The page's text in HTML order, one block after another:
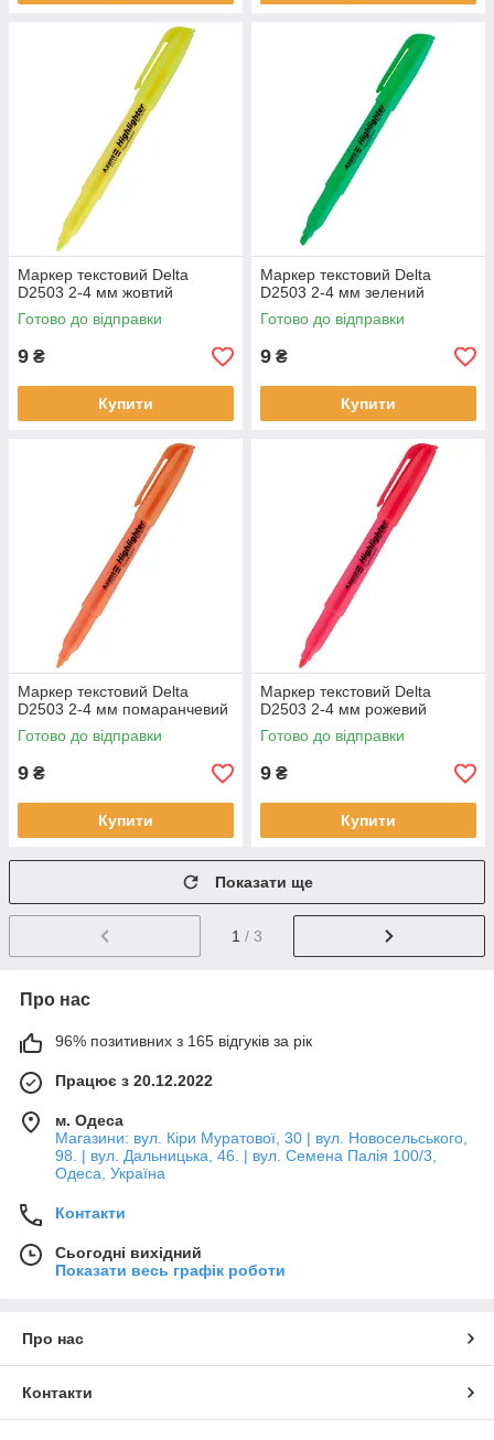
Маркер текстовий Delta
D2503 2-4 мм жовтий
Готово до відправки
9 ₴
Купити
Маркер текстовий Delta
D2503 2-4 мм зелений
Готово до відправки
9 ₴
Купити
Маркер текстовий Delta
D2503 2-4 мм помаранчевий
Готово до відправки
9 ₴
Купити
Маркер текстовий Delta
D2503 2-4 мм рожевий
Готово до відправки
9 ₴
Купити
Показати ще
1 / 3
Про нас
96% позитивних з 165 відгуків за рік
Працює з 20.12.2022
м. Одеса
Магазини: вул. Кіри Муратової, 30 | вул. Новосельського,
98. | вул. Дальницька, 46. | вул. Семена Палія 100/3,
Одеса, Україна
Контакти
Сьогодні вихідний
Показати весь графік роботи
Про нас
Контакти